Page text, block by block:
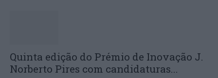
Quinta edição do Prémio de Inovação J.
Norberto Pires com candidaturas...